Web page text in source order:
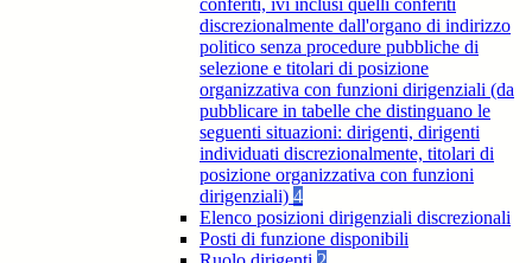
conferiti, ivi inclusi quelli conferiti
discrezionalmente dall'organo di indirizzo
politico senza procedure pubbliche di
selezione e titolari di posizione
organizzativa con funzioni dirigenziali (da
pubblicare in tabelle che distinguano le
seguenti situazioni: dirigenti, dirigenti
individuati discrezionalmente, titolari di
posizione organizzativa con funzioni
dirigenziali) 4
Elenco posizioni dirigenziali discrezionali
Posti di funzione disponibili